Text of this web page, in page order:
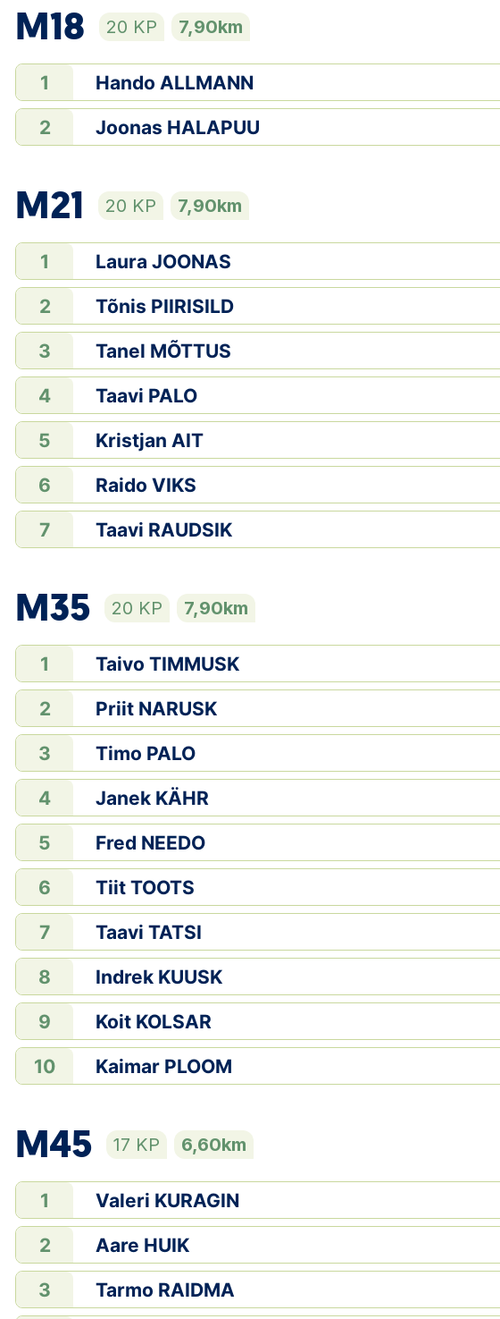
M18 20 KP 7,90km
1 Hando ALLMANN
2 Joonas HALAPUU
M21 20 KP 7,90km
1 Laura JOONAS
2 Tõnis PIIRISILD
3 Tanel MÕTTUS
4 Taavi PALO
5 Kristjan AIT
6 Raido VIKS
7 Taavi RAUDSIK
M35 20 KP 7,90km
1 Taivo TIMMUSK
2 Priit NARUSK
3 Timo PALO
4 Janek KÄHR
5 Fred NEEDO
6 Tiit TOOTS
7 Taavi TATSI
8 Indrek KUUSK
9 Koit KOLSAR
10 Kaimar PLOOM
M45 17 KP 6,60km
1 Valeri KURAGIN
2 Aare HUIK
3 Tarmo RAIDMA